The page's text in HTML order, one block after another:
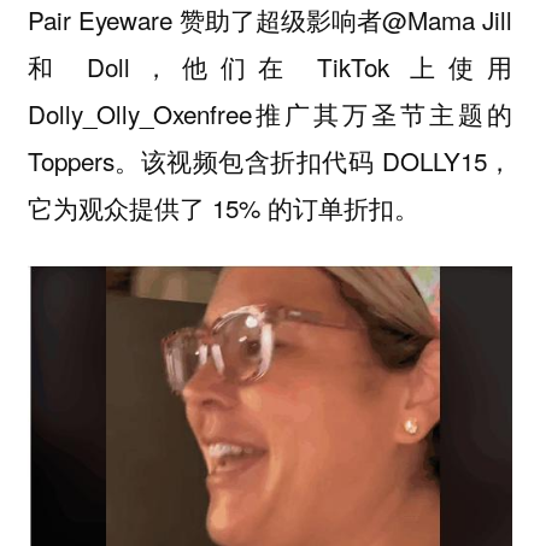
Pair Eyeware 赞助了超级影响者@Mama Jill
和 Doll，他们在 TikTok 上使用
Dolly_Olly_Oxenfree推广其万圣节主题的
Toppers。该视频包含折扣代码 DOLLY15，
它为观众提供了 15% 的订单折扣。